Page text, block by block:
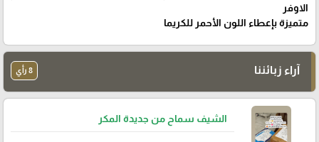
الاوفر
متميزة بإعطاء اللون الأحمر للكريما
آراء زبائننا 8 رأي
الشيف سماح من جديدة المكر